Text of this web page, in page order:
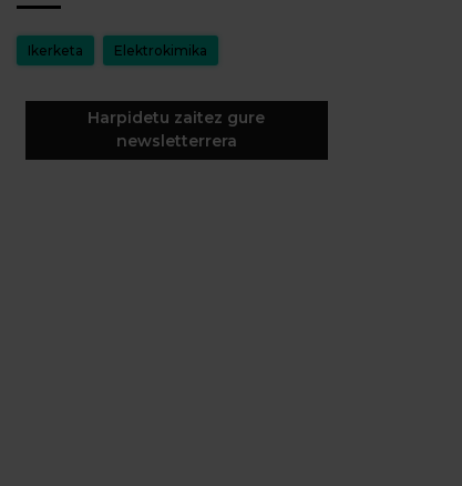
Ikerketa Elektrokimika
Harpidetu zaitez gure
newsletterrera